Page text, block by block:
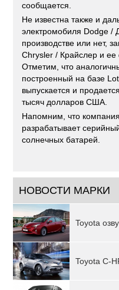
сообщается.
Не известна также и
электромобиля Dodge /
производстве или нет,
Chrysler / Крайслер и ее
Отметим, что
построенный на базе
выпускается и
тысяч долларов США.
Напомним, что
разрабатывает
солнечных батарей.
НОВОСТИ МАРКИ
Toyota
Toyota C-